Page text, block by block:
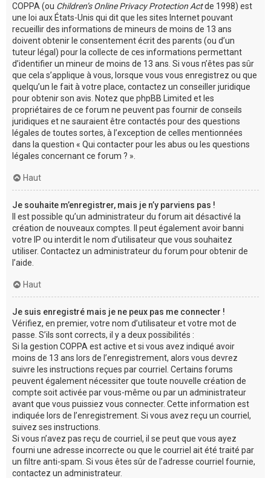
COPPA (ou Children’s Online Privacy Protection Actde 1998) est
une loi aux États-Unis qui dit que les sites Internet pouvant
recueillir des informations de mineurs de moins de 13 ans
doivent obtenir le consentement écrit des parents (ou d’un
tuteur légal) pour la collecte de ces informations permettant
d’identifier un mineur de moins de 13 ans. Si vous n’êtes pas sûr
que cela s’applique à vous, lorsque vous vous enregistrez ou que
quelqu’un le fait à votre place, contactez un conseiller juridique
pour obtenir son avis. Notez que phpBB Limited et les
propriétaires de ce forum ne peuvent pas fournir de conseils
juridiques et ne sauraient être contactés pour des questions
légales de toutes sortes, à l’exception de celles mentionnées
dans la question « Qui contacter pour les abus ou les questions
légales concernant ce forum ? ».
Haut
Je souhaite m’enregistrer, mais je n’y parviens pas !
Il est possible qu’un administrateur du forum ait désactivé la
création de nouveaux comptes. Il peut également avoir banni
votre IP ou interdit le nom d’utilisateur que vous souhaitez
utiliser. Contactez un administrateur du forum pour obtenir de
l’aide.
Haut
Je suis enregistré mais je ne peux pas me connecter !
Vérifiez, en premier, votre nom d’utilisateur et votre mot de
passe. S’ils sont corrects, il y a deux possibilités :
Si la gestion COPPA est active et si vous avez indiqué avoir
moins de 13 ans lors de l’enregistrement, alors vous devrez
suivre les instructions reçues par courriel. Certains forums
peuvent également nécessiter que toute nouvelle création de
compte soit activée par vous-même ou par un administrateur
avant que vous puissiez vous connecter. Cette information est
indiquée lors de l’enregistrement. Si vous avez reçu un courriel,
suivez ses instructions.
Si vous n’avez pas reçu de courriel, il se peut que vous ayez
fourni une adresse incorrecte ou que le courriel ait été traité par
un filtre anti-spam. Si vous êtes sûr de l’adresse courriel fournie,
contactez un administrateur.